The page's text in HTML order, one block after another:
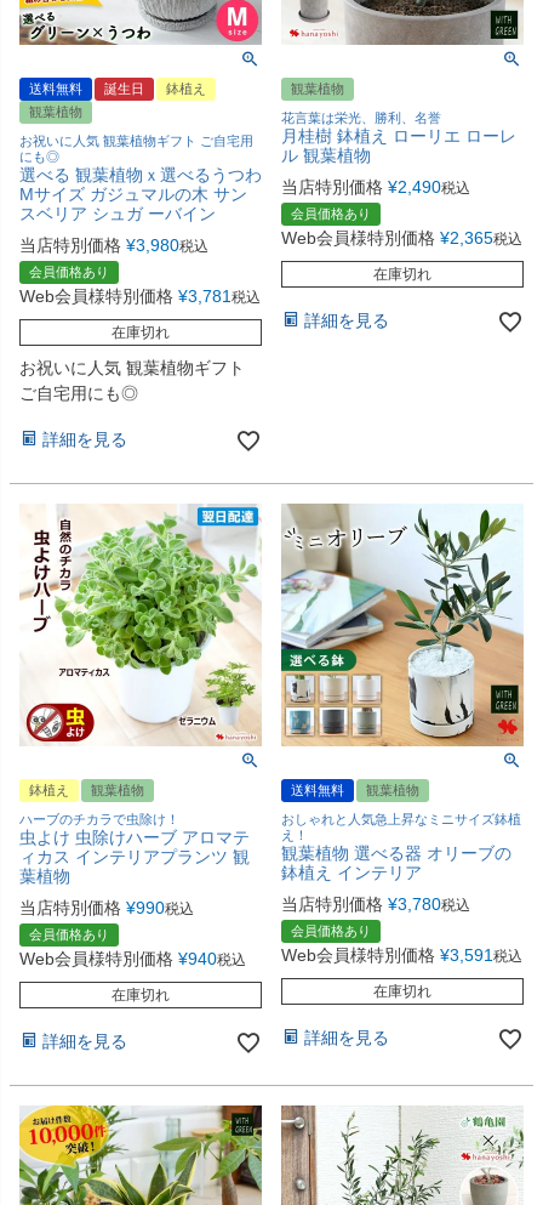
送料無料 誕生日
鉢植え
観葉植物
お祝いに人気 観葉植物ギフト ご自宅用
にも◎
選べる 観葉植物ｘ選べるうつわ
Mサイズ ガジュマルの木 サン
スベリア シュガ ーバイン
当店特別価格 ¥3,980税込
会員価格あり
Web会員様特別価格 ¥3,781 税込
在庫切れ
お祝いに人気 観葉植物ギフト
ご自宅用にも◎
詳細を見る
観葉植物
花言葉は栄光、勝利、名誉
月桂樹 鉢植え ローリエ ローレ
ル 観葉植物
当店特別価格 ¥2,490税込
会員価格あり
Web会員様特別価格 ¥2,365税込
在庫切れ
詳細を見る
鉢植え
観葉植物
ハーブのチカラで虫除け！
虫よけ 虫除けハーブ アロマテ
ィカス インテリアプランツ 観
葉植物
当店特別価格 ¥990税込
会員価格あり
Web会員様特別価格 ¥940税込
在庫切れ
詳細を見る
送料無料
観葉植物
おしゃれと人気急上昇なミニサイズ鉢植
え！
観葉植物 選べる器 オリーブの
鉢植え インテリア
当店特別価格 ¥3,780税込
会員価格あり
Web会員様特別価格 ¥3,591 税込
在庫切れ
詳細を見る